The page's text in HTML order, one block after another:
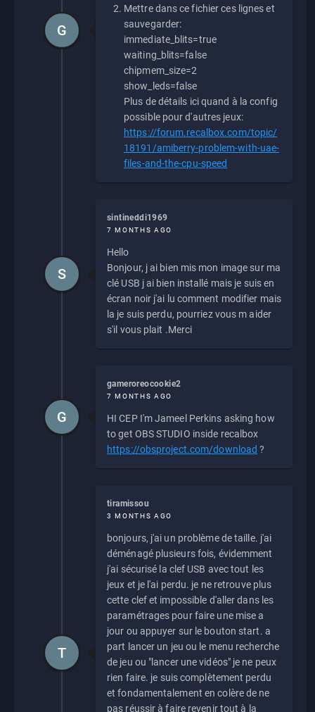
Mettre dans ce fichier ces lignes et
sauvegarder:
immediate_blits=true
waiting_blits=false
chipmem_size=2
show_leds=false
Plus de détails ici quand à la config
possible pour d'autres jeux:
https://forum.recalbox.com/topic/
18191/amiberry-problem-with-uae-
files-and-the-cpu-speed
G
sintineddi1969
7 MONTHS AGO
Hello
Bonjour, j ai bien mis mon image sur ma
clé USB j ai bien installé mais je suis en
écran noir j'ai lu comment modifier mais
la je suis perdu, pourriez vous m aider
s'il vous plait .Merci
S
gameroreocookie2
7 MONTHS AGO
HI CEP I'm Jameel Perkins asking how
to get OBS STUDIO inside recalbox
https://obsproject.com/download ?
G
tiramissou
3 MONTHS AGO
bonjours, j'ai un problème de taille. j'ai
déménagé plusieurs fois, évidemment
j'ai sécurisé la clef USB avec tout les
jeux et je l'ai perdu. je ne retrouve plus
cette clef et impossible d'aller dans les
paramétrages pour faire une mise a
jour ou appuyer sur le bouton start. a
part lancer un jeu ou le menu recherche
de jeu ou "lancer une vidéos" je ne peux
rien faire. je suis complètement perdu
et fondamentalement en colère de ne
pas réussir à faire revenir tout à la
T